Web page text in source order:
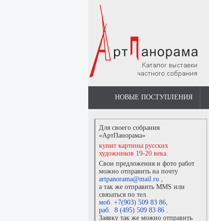
НОВЫЕ ПОСТУПЛЕНИЯ
Для своего собрания
«АртПанорама»
купит картины русских
художников 19-20 века.
Свои предложения и фото работ
можно отправить на почту
artpanorama@mail.ru ,
а так же отправить MMS или
связаться по тел.
моб. +7(903) 509 83 86,
раб. 8 (495) 509 83 86 .
Заявку так же можно отправить